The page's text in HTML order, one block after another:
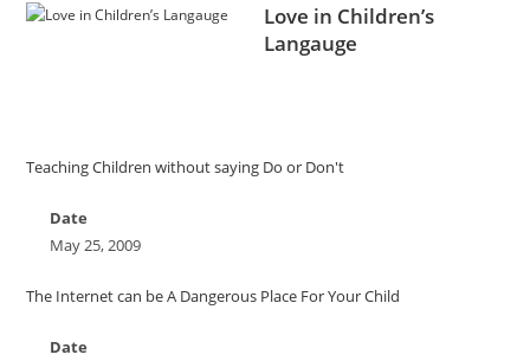
Love in Children’s
Langauge
Teaching Children without saying Do or Don't
Date
May 25, 2009
The Internet can be A Dangerous Place For Your Child
Date